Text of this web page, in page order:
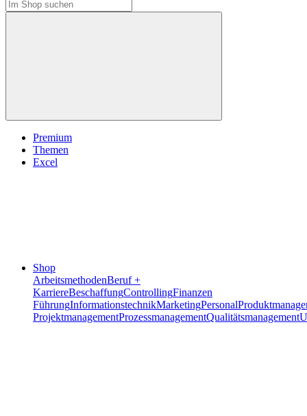
Premium
Themen
Excel
Shop
ArbeitsmethodenBeruf +
KarriereBeschaffungControllingFinanzen
FührungInformationstechnikMarketingPersonal
ProjektmanagementProzessmanagementQualitätsmanagement